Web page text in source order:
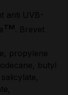
anti UVB-
TM
. Brevet
propylene
butyl